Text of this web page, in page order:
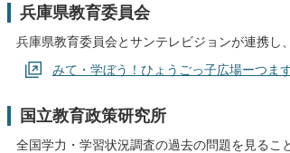
兵庫県教育委員会
兵庫県教育委員会とサンテレビジョンが連携し
みて・学ぼう！ひょうごっ子広場ーつま
国立教育政策研究所
全国学力・学習状況調査の過去の問題を見る